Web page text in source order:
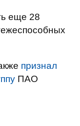
еще 28
признал
ПАО